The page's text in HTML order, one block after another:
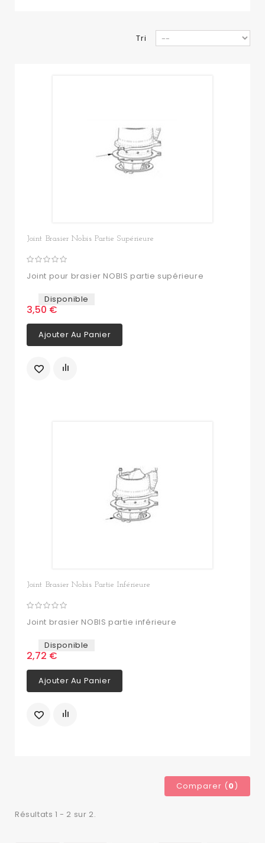
Tri
Joint Brasier Nobis Partie Supérieure
Joint pour brasier NOBIS partie supérieure
Disponible
3,50 €
Ajouter Au Panier
Joint Brasier Nobis Partie Inférieure
Joint brasier NOBIS partie inférieure
Disponible
2,72 €
Ajouter Au Panier
Comparer (0)
Résultats 1 - 2 sur 2.